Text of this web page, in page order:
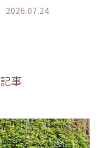
2026.07.24
事